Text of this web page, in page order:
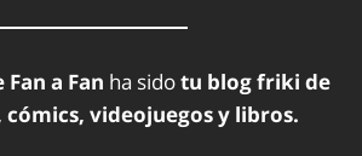
Fan a Fan ha sidotu blog friki de
cómics, videojuegos y libros.